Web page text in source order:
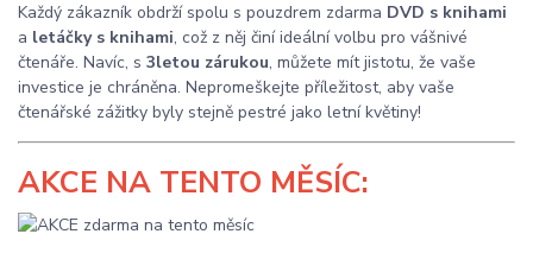
Každý zákazník obdrží spolu s pouzdrem zdarma DVD s knihami
a letáčky s knihami, což z něj činí ideální volbu pro vášnivé
čtenáře. Navíc, s 3letou zárukou, můžete mít jistotu, že vaše
investice je chráněna. Nepromeškejte příležitost, aby vaše
čtenářské zážitky byly stejně pestré jako letní květiny!
AKCE NA TENTO MĚSÍC: